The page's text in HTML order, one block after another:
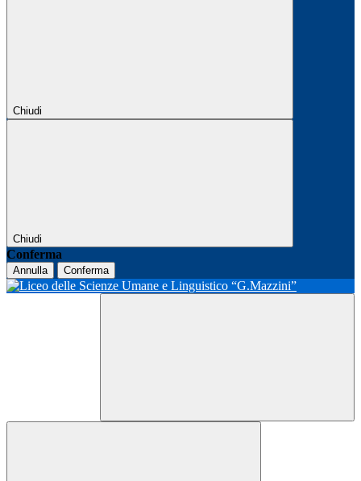
Chiudi
Chiudi
Conferma
Annulla Conferma